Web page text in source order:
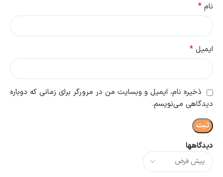
دیدگاهها
نام *
ایمیل *
ذخیره نام، ایمیل و وبسایت من در مرورگر برای زمانی که دوباره
دیدگاهی می‌نویسم.